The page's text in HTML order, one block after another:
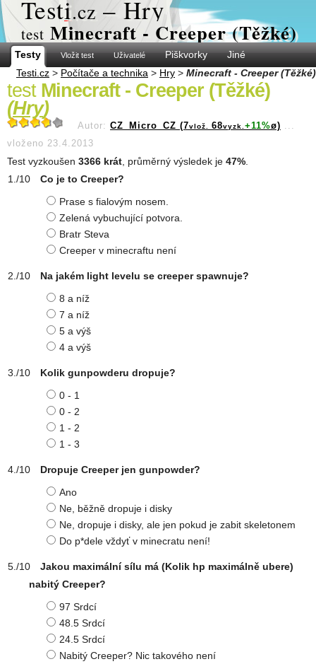
Testi.cz – Hry
test Minecraft - Creeper (Těžké)
Testy Vložit test Uživatelé Piškvorky
Jiné
Testi.cz > Počítače a technika > Hry > Minecraft - Creeper (Těžké)
test Minecraft - Creeper (Těžké)
(Hry)
Autor: CZ_Micro_CZ (7vlož. 68vyzk. +11%ø) ...
vloženo 23.4.2013
Test vyzkoušen 3366 krát , průměrný výsledek je 47%
Co je to Creeper?
Prase s fialovým nosem.
Zelená vybuchující potvora.
Bratr Steva
Creeper v minecraftu není
Na jakém light levelu se creeper spawnuje?
8 a níž
7 a níž
5 a výš
4 a výš
Kolik gunpowderu dropuje?
0 - 1
0 - 2
1 - 2
1 - 3
Dropuje Creeper jen gunpowder?
Ano
Ne, běžně dropuje i disky
Ne, dropuje i disky, ale jen pokud je zabit skeletonem
Do p*dele vždyť v minecratu není!
Jakou maximální sílu má (Kolik hp maximálně ubere)
nabitý Creeper?
97 Srdcí
48.5 Srdcí
24.5 Srdcí
Nabitý Creeper? Nic takového není